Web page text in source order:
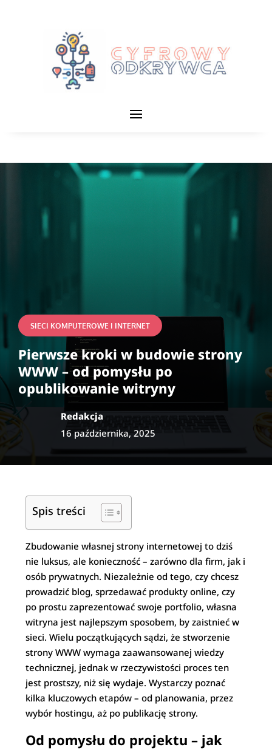
SIECI KOMPUTEROWE I INTERNET
Pierwsze kroki w budowie strony
WWW – od pomysłu po
opublikowanie witryny
Redakcja
16 października, 2025
Spis treści
Zbudowanie własnej strony internetowej to dziś
nie luksus, ale konieczność – zarówno dla firm, jak i
osób prywatnych. Niezależnie od tego, czy chcesz
prowadzić blog, sprzedawać produkty online, czy
po prostu zaprezentować swoje portfolio, własna
witryna jest najlepszym sposobem, by zaistnieć w
sieci. Wielu początkujących sądzi, że stworzenie
strony WWW wymaga zaawansowanej wiedzy
technicznej, jednak w rzeczywistości proces ten
jest prostszy, niż się wydaje. Wystarczy poznać
kilka kluczowych etapów – od planowania, przez
wybór hostingu, aż po publikację strony.
Od pomysłu do projektu – jak